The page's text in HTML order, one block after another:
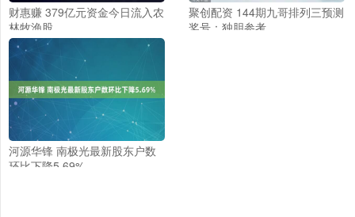
财惠赚 379亿元资金今日流入农
林牧渔股
聚创配资 144期九哥排列三预测
奖号：独胆参考
河源华锋 南极光最新股东户数
环比下降5.69%